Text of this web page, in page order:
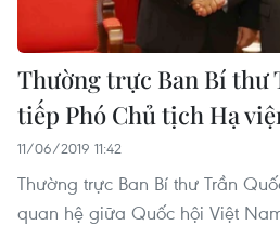
Thường trực Ban Bí thư
tiếp Phó Chủ tịch Hạ
11/06/2019 11:42
Thường trực Ban Bí thư Trần
quan hệ giữa Quốc hội Việt